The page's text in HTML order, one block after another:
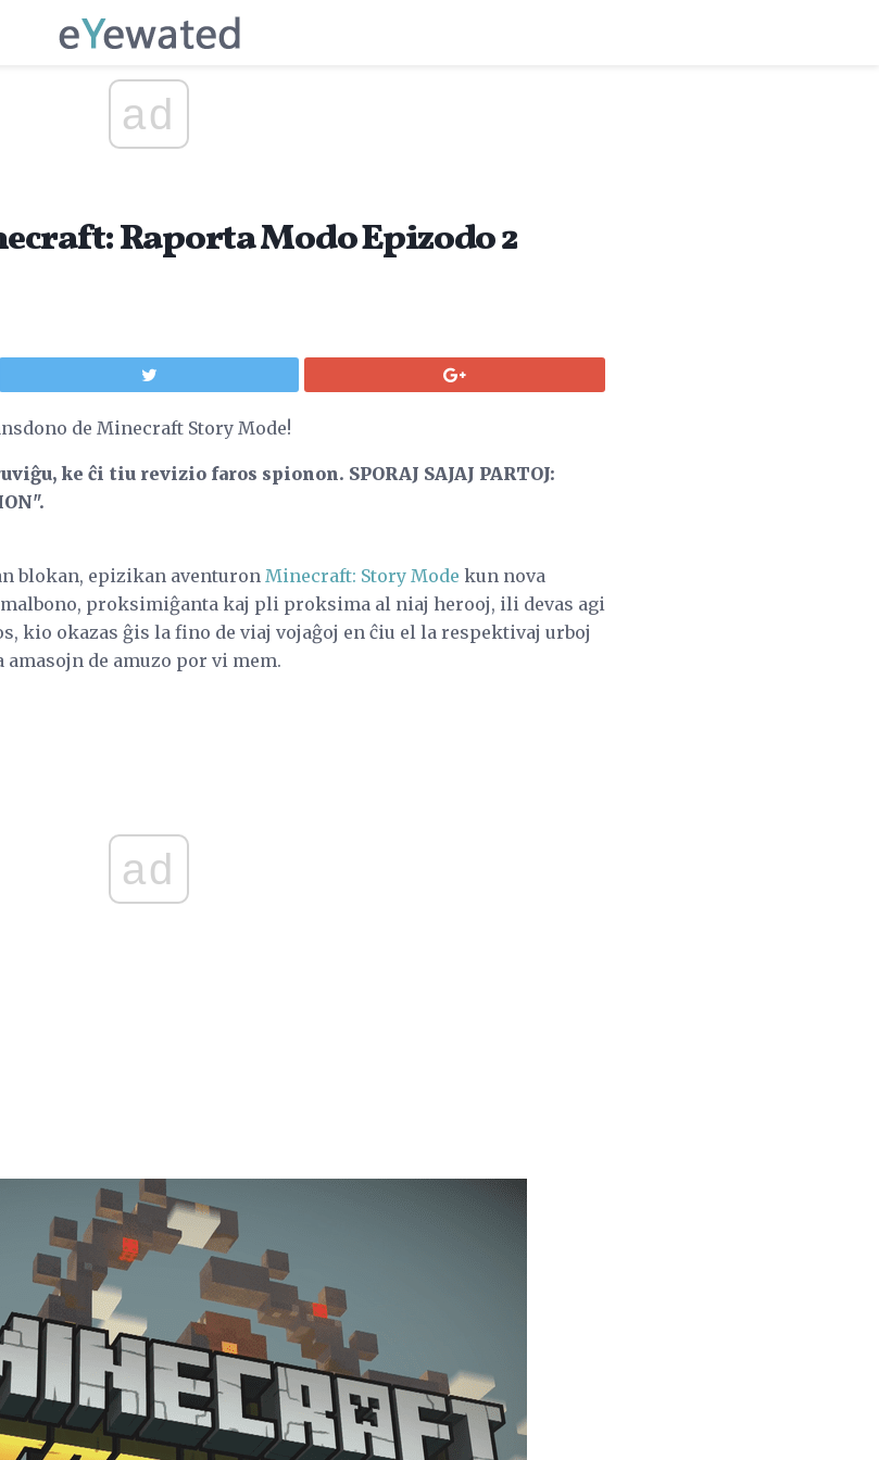
ad
Raporta Modo Epizodo 2
de Minecraft Story Mode!
ke ĉi tiu revizio faros spionon. SPORAJ SAJAJ PARTOJ:
blokan, epizikan aventuron Minecraft: Story Mode kun nova
malbono, proksimiĝanta kaj pli proksima al niaj herooj, ili devas agi
kio okazas ĝis la fino de viaj vojaĝoj en ĉiu el la respektivaj urboj
de amuzo por vi mem.
ad